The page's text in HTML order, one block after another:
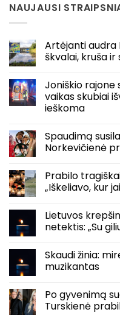
NAUJAUSI
Artėjanti audra
škvalai, kruša
Joniškio
vaikas skubiai
ieškoma
Spaudimą
Norkevičienė
Prabilo
„Iškeliavo, kur
Lietuvos
netektis: „Su
Skaudi žinia:
muzikantas
Po gyvenimą
Turskienė